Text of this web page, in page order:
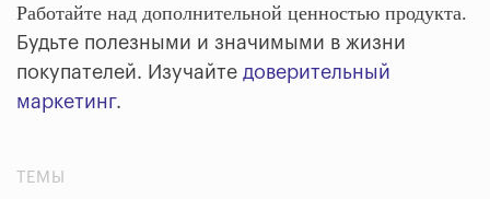
Работайте над дополнительной ценностью продукта.
Будьте полезными и значимыми в жизни
покупателей. Изучайте доверительный
маркетинг.
ТЕМЫ